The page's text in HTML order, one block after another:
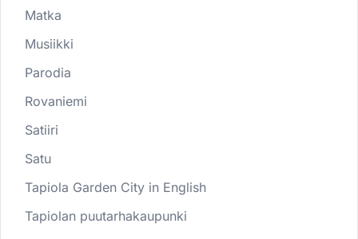
Matka
Musiikki
Parodia
Rovaniemi
Satiiri
Satu
Tapiola Garden City in English
Tapiolan puutarhakaupunki